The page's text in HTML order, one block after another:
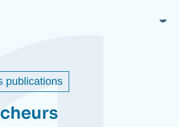
publications